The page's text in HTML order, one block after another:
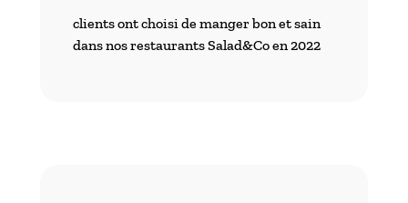
clients ont choisi de manger bon et sain
dans nos restaurants Salad&Co en 2022